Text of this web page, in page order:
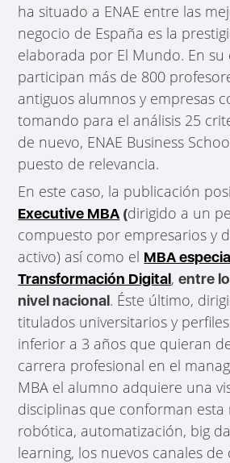
ha situado a ENAE entre las
negocio de España es la
elaborada por El Mundo. En su
participan más de 800
antiguos alumnos y empresas
tomando para el análisis 25
de nuevo, ENAE Business
puesto de relevancia.
En este caso, la publicación
Executive MBA (dirigido a un
compuesto por empresarios y
activo) así como el MBA
Transformación Digital,entre
nivel nacional. Éste último,
titulados universitarios y
inferior a 3 años que quieran
carrera profesional en el
MBA el alumno adquiere una
disciplinas que conforman esta
robótica, automatización, big
learning, los nuevos canales